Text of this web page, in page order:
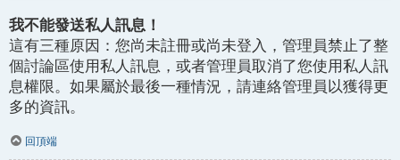
我不能發送私人訊息！
這有三種原因：您尚未註冊或尚未登入，管理員禁止了整
個討論區使用私人訊息，或者管理員取消了您使用私人訊
息權限。如果屬於最後一種情況，請連絡管理員以獲得更
多的資訊。
回頂端